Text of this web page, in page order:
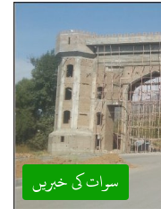
سوات کی خبریں